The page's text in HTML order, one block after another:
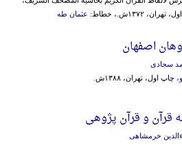
۱۳۷۲ش.، خطاط: عثمان طه
اصفهان
سجادی
، چاپ اول، تهران، ۱۳۸۸ش.
قرآن و قرآن پژوهی
خرمشاهی